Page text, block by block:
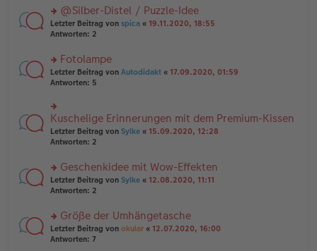
ei
tr
a
es
e
n
er
ei
tr
a
u
n
g
es
e
n
er
ei
tr
a
g
rs
te
n
g
el
e
n
er
B
a
g
@Silber-Distel / Puzzle-Idee
Letzter Beitrag von spica « 19.11.2020, 18:55
Antworten: 2
rs
te
u
n
g
el
es
n
er
B
a
g
Fotolampe
Letzter Beitrag von Autodidakt « 17.09.2020, 01:59
Antworten: 5
rs
te
r
g
el
es
n
er
B
ei
Kuschelige Erinnerungen mit dem Premium-Kissen
Letzter Beitrag von Sylke « 15.09.2020, 12:28
Antworten: 2
rs
te
n
g
el
Geschenkidee mit Wow-Effekten
Letzter Beitrag von Sylke « 12.08.2020, 11:11
Antworten: 2
rs
te
Größe der Umhängetasche
Letzter Beitrag von okular « 12.07.2020, 16:00
Antworten: 7